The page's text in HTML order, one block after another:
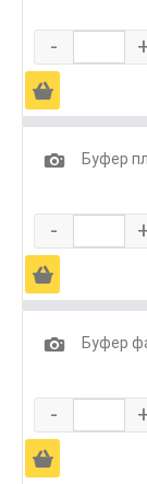
-
Ä
1
Буфер
-
Ä
1
Буфер
-
Ä